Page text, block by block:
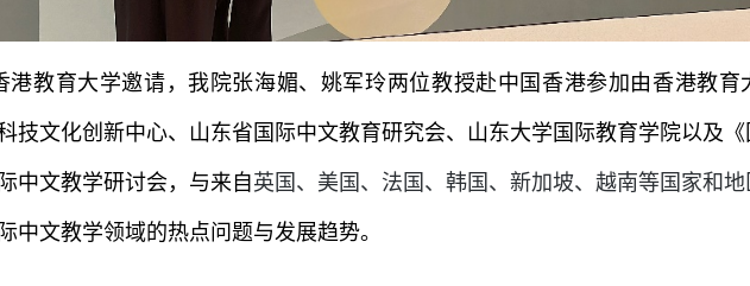
港教育大学邀请，我院张海媚、姚军玲两位教授赴中国香港参加由香港教育
技文化创新中心、山东省国际中文教育研究会、山东大学国际教育学院以及
中文教学研讨会，与来自 英国、美国、法国、韩国、新加坡、越南等国家和地
中文教学领域的热点问题与发展趋势。